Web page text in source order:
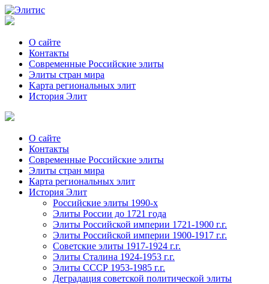
О сайте
Контакты
Современные Российские элиты
Элиты стран мира
Kартa региональных элит
История Элит
О сайте
Контакты
Современные Российские элиты
Элиты стран мира
Картa региональных элит
История Элит
Российские элиты 1990-х
Элиты России до 1721 года
Элиты Российской империи 1721-1900 г.г.
Элиты Российской империи 1900-1917 г.г.
Советские элиты 1917-1924 г.г.
Элиты Сталина 1924-1953 г.г.
Элиты СССР 1953-1985 г.г.
Деградация советской политической элиты